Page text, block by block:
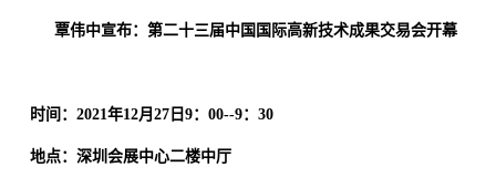
覃伟中宣布：第二十三届中国国际高新技术成果交易会开幕
时间：2021年12月27日9：00--9：30
地点：深圳会展中心二楼中厅